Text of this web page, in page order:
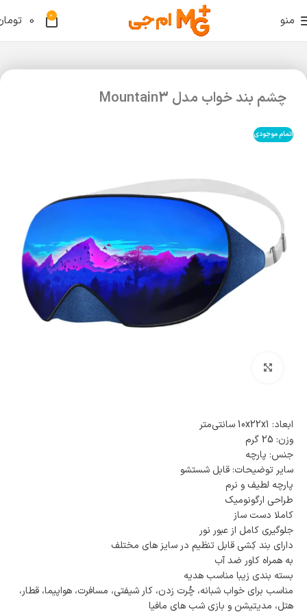
منو 0
0
چشم بند خواب مدل Mountain3
اتمام موجودی
ابعاد: 10x22x1 سانتی‌متر
وزن: 25 گرم
جنس: پارچه
سایر توضیحات: قابل شستشو
پارچه لطیف و نرم
طراحی ارگونومیک
کاملا دست ساز
جلوگیری کامل از عبور نور
دارای بند کِشی قابل تنظیم در سایز های مختلف
به همراه کاور ضد آب
بسته بندی زیبا مناسب هدیه
مناسب برای خواب شبانه، چُرت زدن، کار شیفتی، مسافرت، هواپیما، قطار،
هتل، مدیتیشن و بازی شب های مافیا